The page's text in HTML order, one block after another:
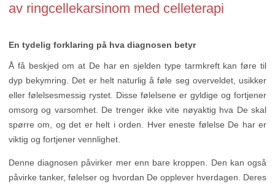
av ringcellekarsinom med celleterapi
En tydelig forklaring på hva diagnosen betyr
Å få beskjed om at De har en sjelden type tarmkreft kan føre til
dyp bekymring. Det er helt naturlig å føle seg overveldet, usikker
eller følelsesmessig rystet. Disse følelsene er gyldige og fortjener
omsorg og varsomhet. De trenger ikke vite nøyaktig hva De skal
spørre om, og det er helt i orden. Hver eneste følelse De har er
viktig og fortjener vennlighet.
Denne diagnosen påvirker mer enn bare kroppen. Den kan også
påvirke tanker, følelser og hvordan De opplever hverdagen. Deres